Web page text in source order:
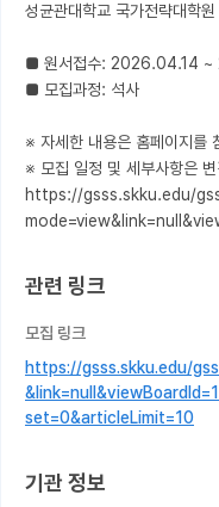
재팬라운지 🌸
성균관대학교 국가전략대학
■ 원서접수: 2026.04.14
■ 모집과정: 석사
※ 자세한 내용은 홈페이지를
※ 모집 일정 및 세부사항은
https://gsss.skku.edu/
관련 링크
모집 링크
https://gsss.skku.edu/
set=0&articleLimit=10
기관 정보